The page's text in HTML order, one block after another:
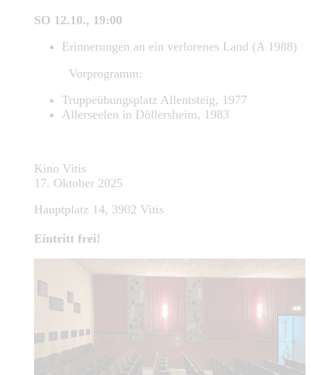
SO 12.10., 19:00
Erinnerungen an ein verlorenes Land (A 1988)
Vorprogramm:
Truppeübungsplatz Allentsteig, 1977
Allerseelen in Döllersheim, 1983
Kino Vitis
17. Oktober 2025
Hauptplatz 14, 3902 Vitis
Eintritt frei!